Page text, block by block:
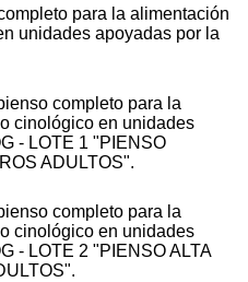
para la alimentación
unidades apoyadas por la
completo para la
cinológico en unidades
- LOTE 1 "PIENSO
ADULTOS".
completo para la
cinológico en unidades
- LOTE 2 "PIENSO ALTA